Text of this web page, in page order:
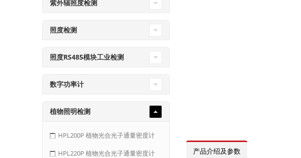
紫外辐照度检测
照度检测
照度RS485模块工业检测
数字功率计
植物照明检测
HPL200P 植物光合光子通量密度计
HPL220P 植物光合光子通量密度计 产品介绍及参数